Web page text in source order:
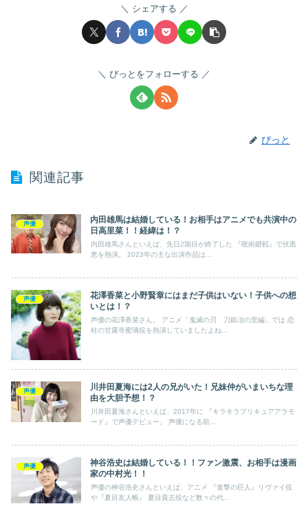
シェアする
ぴっとをフォローする
ぴっと
関連記事
声優
内田雄馬は結婚している！お相手はアニメでも共演中の
日高里菜！！経緯は！？
内田雄馬さんといえば、先日2期目が終了した 『呪術廻戦』で伏黒
恵を熱演。 2023年の主な出演作品は...
声優
花澤香菜と小野賢章にはまだ子供はいない！子供への想
いとは！？
声優の花澤香菜さん。 アニメ「鬼滅の刃 刀鍛冶の里編」では 恋
柱の甘露寺蜜璃役を熱演していましたよね...
声優
川井田夏海には2人の兄がいた！兄妹仲がいまいちな理
由を大胆予想！？
川井田夏海さんといえば、2017年に 『キラキラプリキュアアラモ
ード』で声優デビュー。 声優になる前...
声優
神谷浩史は結婚している！！ファン激震、お相手は漫画
家の中村光！！
声優の神谷浩史さんといえば、アニメ 『進撃の巨人』リヴァイ役
や『夏目友人帳』 夏目貴志役など数々の代...